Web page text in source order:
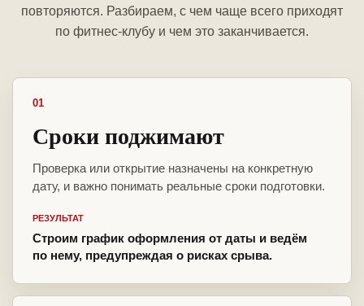
повторяются. Разбираем, с чем чаще всего приходят
по фитнес-клубу и чем это заканчивается.
01
Сроки поджимают
Проверка или открытие назначены на конкретную
дату, и важно понимать реальные сроки подготовки.
РЕЗУЛЬТАТ
Строим график оформления от даты и ведём
по нему, предупреждая о рисках срыва.